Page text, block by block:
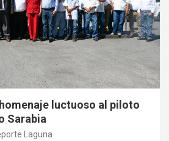
luctuoso al piloto
Sarabia
Laguna